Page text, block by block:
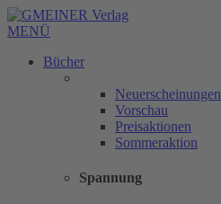
MENÜ
Bücher
Neuerscheinungen
Vorschau
Preisaktionen
Sommeraktion
Spannung